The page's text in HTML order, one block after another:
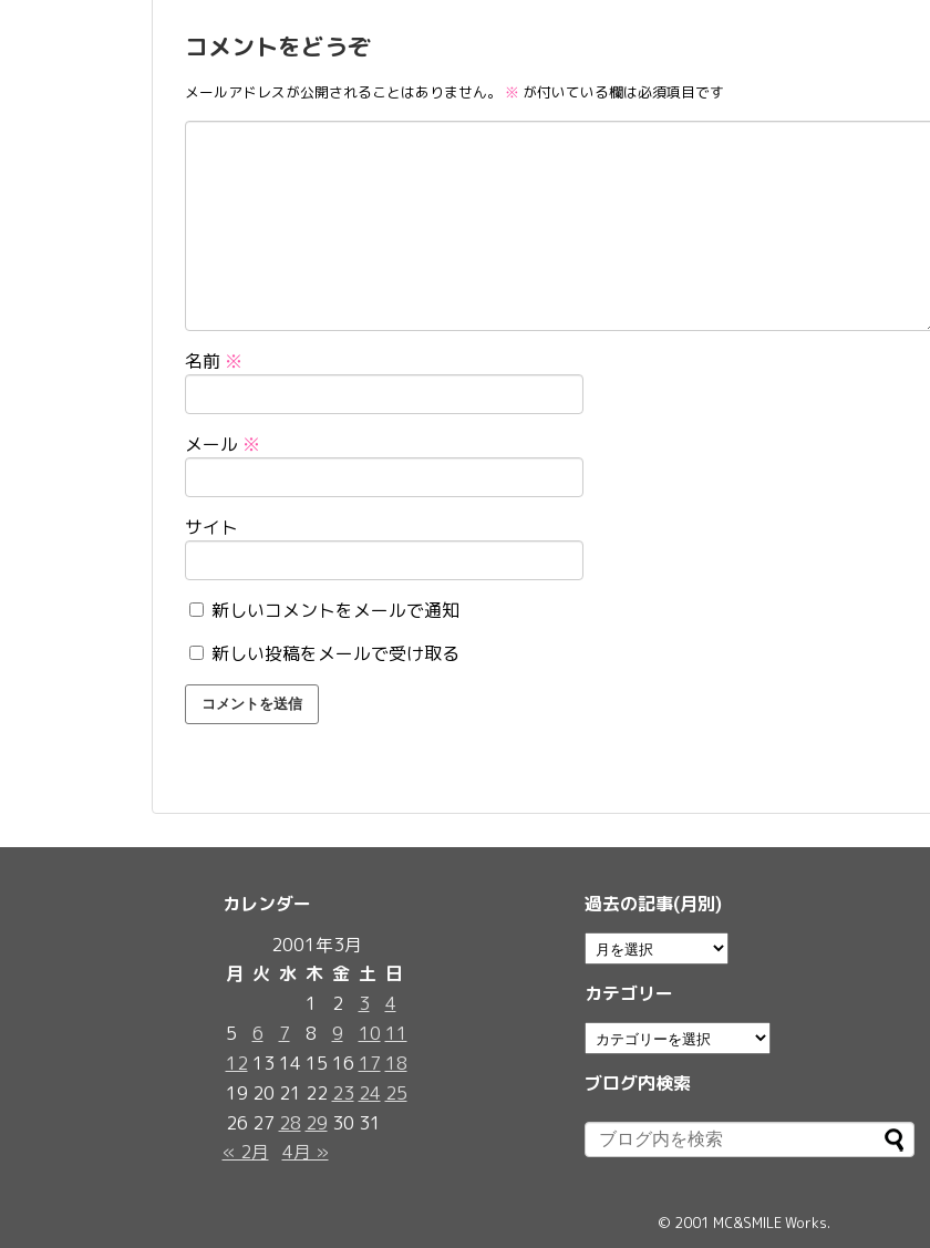
コメントをどうぞ
メールアドレスが公開されることはありません。 ※ が付いている欄は必須項目です
名前 ※
メール ※
サイト
新しいコメントをメールで通知
新しい投稿をメールで受け取る
カレンダー
2001年3月
月 火 水 木 金 土 日
1
2 3
4
5
6 7 8 9 10 11
12 13 14 15 16 17 18
19 20 21 22 23 24 25
26 27 28 29 30 31
« 2月
4月 »
過去の記事(月別)
カテゴリー
ブログ内検索
© 2001 MC&SMILE Works.